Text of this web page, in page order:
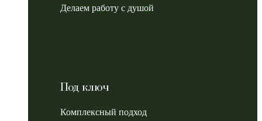
Делаем работу с душой
Под ключ
Комплексный подход